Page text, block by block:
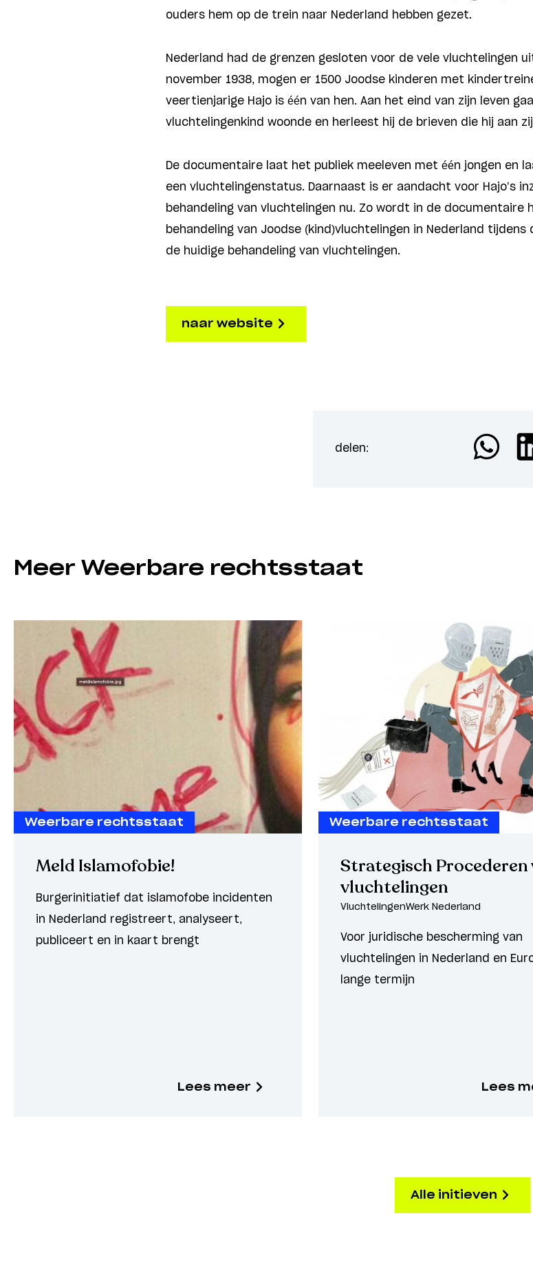
ouders hem op de trein naar Nederland hebben gezet.
Nederland had de grenzen gesloten voor de vele vluchtelingen
november 1938, mogen er 1500 Joodse kinderen met
veertienjarige Hajo is één van hen. Aan het eind van zijn leven
vluchtelingenkind woonde en herleest hij de brieven die hij aan
De documentaire laat het publiek meeleven met één jongen en
een vluchtelingenstatus. Daarnaast is er aandacht voor Hajo’s
behandeling van vluchtelingen nu. Zo wordt in de documentaire
behandeling van Joodse (kind)vluchtelingen in Nederland tijdens
de huidige behandeling van vluchtelingen.
naar website
delen:
Meer Weerbare rechtsstaat
Weerbare rechtsstaat
Meld Islamofobie!
Burgerinitiatief dat islamofobe incidenten
in Nederland registreert, analyseert,
publiceert en in kaart brengt
Lees meer
Weerbare rechtsstaat
Strategisch Procederen
vluchtelingen
VluchtelingenWerk Nederland
Voor juridische bescherming van
vluchtelingen in Nederland en
lange termijn
Lees
Alle initieven